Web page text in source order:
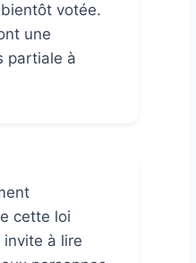
votée.
une
partiale à
cette loi
à lire